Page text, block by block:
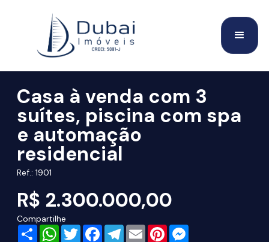
Casa à venda com 3
suítes, piscina com spa
e automação
residencial
Ref.: 1901
R$ 2.300.000,00
Compartilhe
Share WhatsApp
TwitterFacebookTelegram
Email Pinterest